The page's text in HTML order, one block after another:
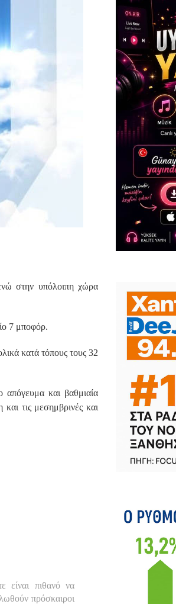
στην υπόλοιπη χώρα
7 μποφόρ.
κατά τόπους τους 32
απόγευμα και βαθμιαία
τις μεσημβρινές και
είναι πιθανό να
πρόσκαιροι